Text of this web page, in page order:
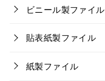
ビニール製ファイル
貼表紙製ファイル
紙製ファイル